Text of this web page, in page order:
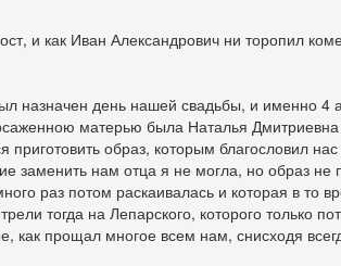
и как Иван Александрович ни торопил
назначен день нашей свадьбы, и именно
матерью была Наталья
приготовить образ, которым благословил
заменить нам отца я не могла, но образ
раз потом раскаивалась и которая в
тогда на Лепарского, которого только
как прощал многое всем нам, снисходя